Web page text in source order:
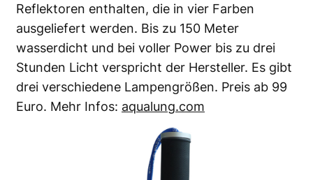
Reflektoren enthalten, die in vier Farben
ausgeliefert werden. Bis zu 150 Meter
wasserdicht und bei voller Power bis zu drei
Stunden Licht verspricht der Hersteller. Es gibt
drei verschiedene Lampengrößen. Preis ab 99
Euro. Mehr Infos: aqualung.com